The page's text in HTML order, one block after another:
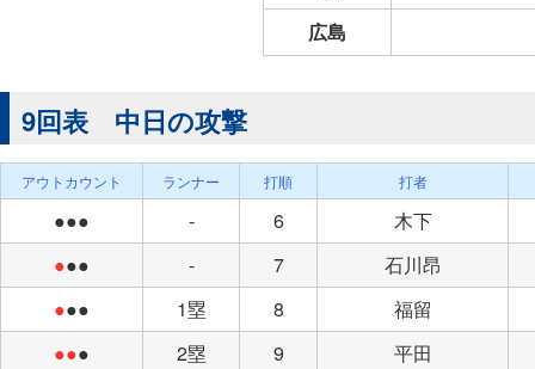
広島
9回表 中日の攻撃
アウトカウント ランナー 打順 打者
●●● - 6
木下
●●● - 7
石川昂
●●● 1塁 8
福留
●●● 2塁 9 平田